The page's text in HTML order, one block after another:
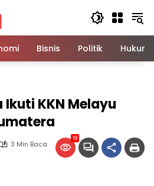
Bisnis Politik Hukum
KKN Melayu
3 Min Baca
18